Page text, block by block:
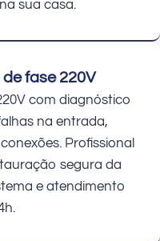
sua casa.
fase 220V
com diagnóstico
na entrada,
Profissional
segura da
e atendimento